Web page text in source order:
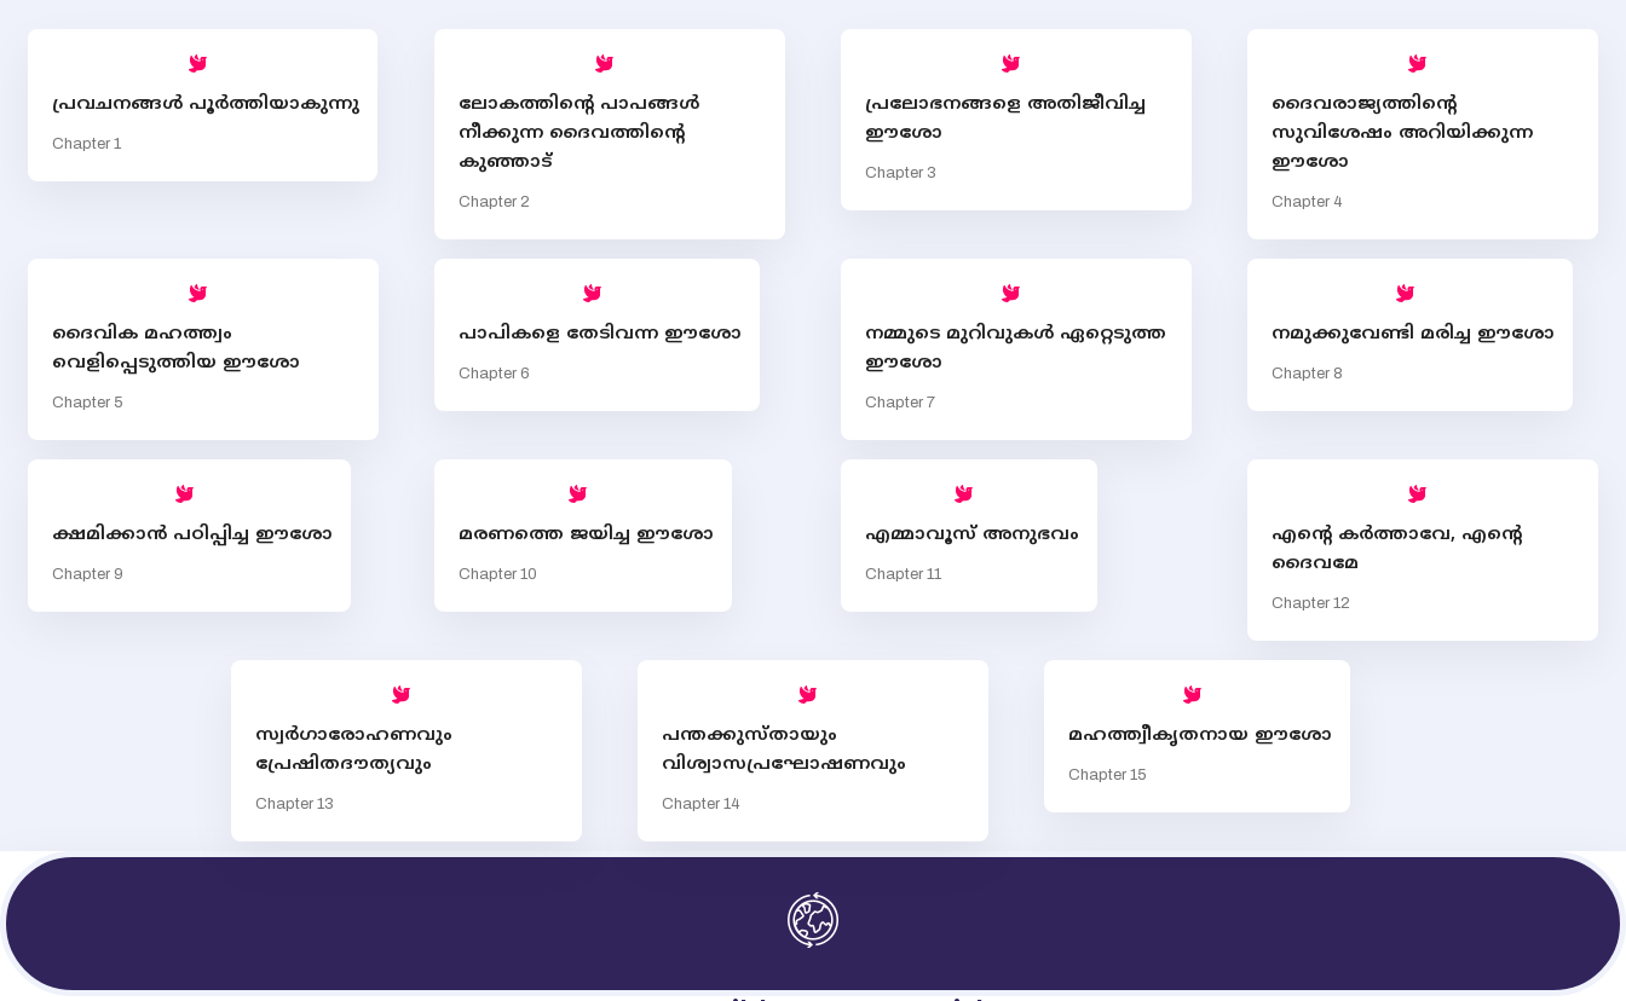
പ്രവചനങ്ങള്‍ പൂര്‍ത്തിയാകുന്നു
Chapter 1
ലോകത്തിന്‍റെ പാപങ്ങള്‍
നീക്കുന്ന ദൈവത്തിന്‍റെ
കുഞ്ഞാട്
Chapter 2
പ്രലോഭനങ്ങളെ അതിജീവിച്ച
ഈശോ
Chapter 3
ദൈവരാജ്യത്തിന്‍റെ
സുവിശേഷം അറിയിക്കുന്ന
ഈശോ
Chapter 4
ദൈവിക മഹത്ത്വം
വെളിപ്പെടുത്തിയ ഈശോ
Chapter 5
പാപികളെ തേടിവന്ന ഈശോ
Chapter 6
നമ്മുടെ മുറിവുകള്‍ ഏറ്റെടുത്ത
ഈശോ
Chapter 7
നമുക്കുവേണ്ടി മരിച്ച ഈശോ
Chapter 8
ക്ഷമിക്കാന്‍ പഠിപ്പിച്ച ഈശോ
Chapter 9
മരണത്തെ ജയിച്ച ഈശോ
Chapter 10
എമ്മാവൂസ് അനുഭവം
Chapter 11
എന്‍റെ കര്‍ത്താവേ, എന്‍റെ
ദൈവമേ
Chapter 12
സ്വര്‍ഗാരോഹണവും
പ്രേഷിതദൗത്യവും
Chapter 13
പന്തക്കുസ്തായും
വിശ്വാസപ്രഘോഷണവും
Chapter 14
മഹത്ത്വീകൃതനായ ഈശോ
Chapter 15